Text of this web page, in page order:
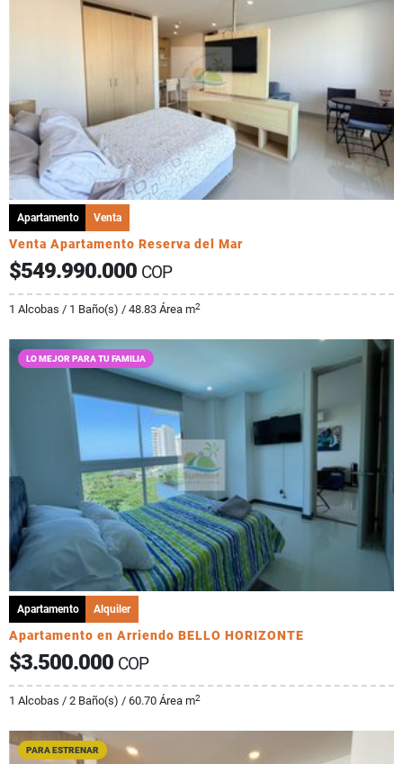
Apartamento Venta
Venta Apartamento Reserva del Mar
$549.990.000 COP
1 Alcobas / 1 Baño(s) / 48.83 Área m2
LO MEJOR PARA TU FAMILIA
Apartamento Alquiler
Apartamento en Arriendo BELLO HORIZONTE
$3.500.000 COP
1 Alcobas / 2 Baño(s) / 60.70 Área m2
PARA ESTRENAR